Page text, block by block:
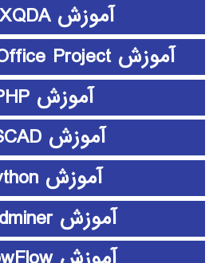
آموزش MAXQDA
آموزش Microsoft Office Project
آموزش PHP
آموزش PSCAD
آموزش python
آموزش rapidminer